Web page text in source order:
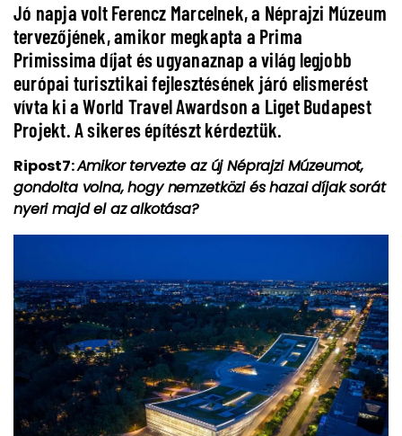
Jó napja volt Ferencz Marcelnek, a Néprajzi Múzeum
tervezőjének, amikor megkapta a Prima
Primissima díjat és ugyanaznap a világ legjobb
európai turisztikai fejlesztésének járó elismerést
vívta ki a World Travel Awardson a Liget Budapest
Projekt. A sikeres építészt kérdeztük.
Ripost7:Amikor tervezte az új Néprajzi Múzeumot,
gondolta volna, hogy nemzetközi és hazai díjak sorát
nyeri majd el az alkotása?